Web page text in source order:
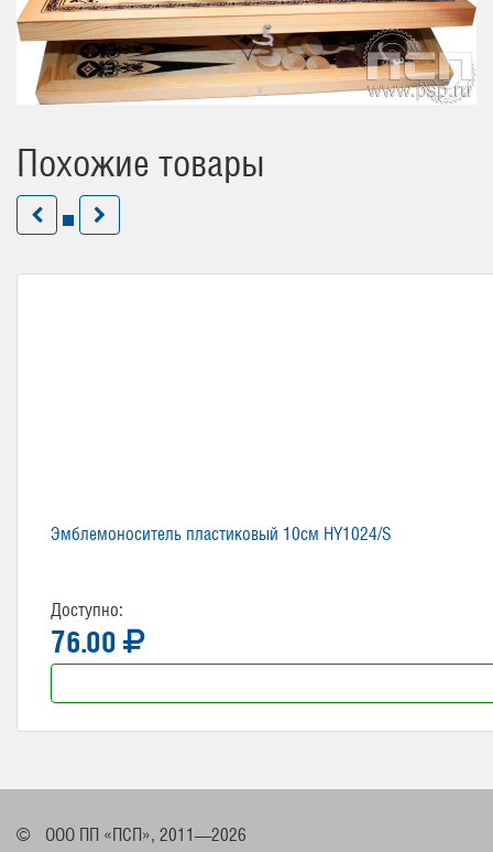
Похожие товары
Эмблемоноситель пластиковый 10см HY1024/S
Доступно:
76.00
©
ООО ПП «ПСП», 2011—2026